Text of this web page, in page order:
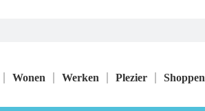
Wonen Werken Plezier Shoppen